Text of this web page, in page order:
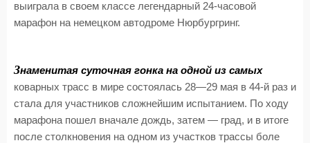
выиграла в своем классе легендарный 24-часовой
марафон на немецком автодроме Нюрбургринг.
Знаменитая суточная гонка на одной из самых
коварных трасс в мире состоялась 28—29 мая в 44-й раз и
стала для участников сложнейшим испытанием. По ходу
марафона пошел вначале дождь, затем — град, и в итоге
после столкновения на одном из участков трассы боле